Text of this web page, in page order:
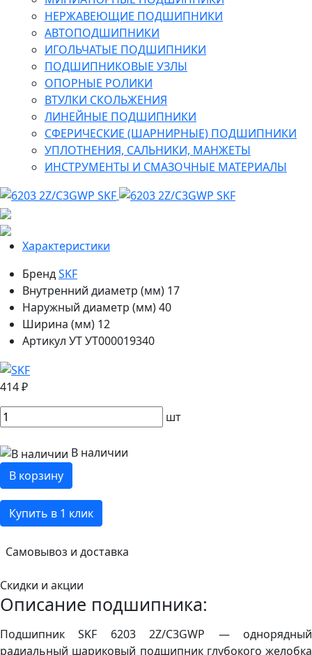
НЕРЖАВЕЮЩИЕ ПОДШИПНИКИ
АВТОПОДШИПНИКИ
ИГОЛЬЧАТЫЕ ПОДШИПНИКИ
ПОДШИПНИКОВЫЕ УЗЛЫ
ОПОРНЫЕ РОЛИКИ
ВТУЛКИ СКОЛЬЖЕНИЯ
ЛИНЕЙНЫЕ ПОДШИПНИКИ
СФЕРИЧЕСКИЕ (ШАРНИРНЫЕ) ПОДШИПНИКИ
УПЛОТНЕНИЯ, САЛЬНИКИ, МАНЖЕТЫ
ИНСТРУМЕНТЫ И СМАЗОЧНЫЕ МАТЕРИАЛЫ
Характеристики
БрендSKF
Внутренний диаметр (мм) 17
Наружный диаметр (мм)40
Ширина (мм) 12
Артикул УТУТ000019340
414 ₽
шт
В наличии
В корзину
Купить в 1 клик
Самовывоз и доставка
Скидки и акции
Описание подшипника:
Подшипник SKF 6203 2Z/C3GWP — однорядный
радиальный шариковый подшипник глубокого желобка